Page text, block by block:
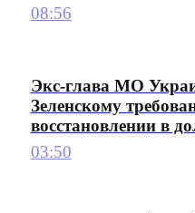
08:56
Экс-глава МО
Зеленскому
восстановлении в
03:50